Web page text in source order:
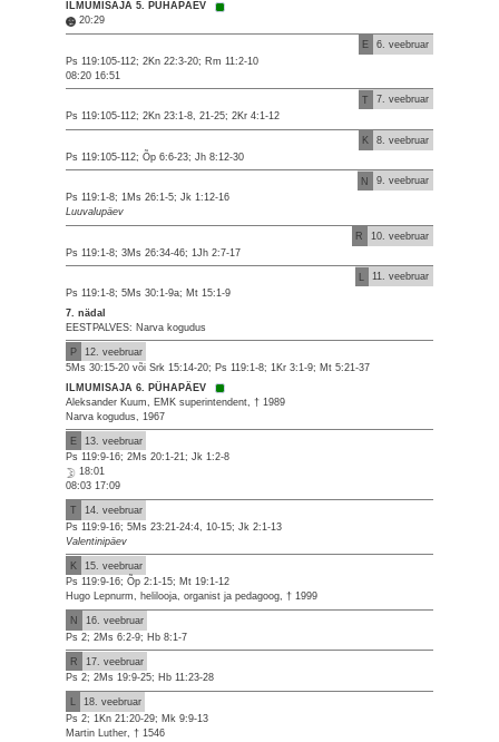
ILMUMISAJA 5. PÜHAPÄEV
20:29
E
6. veebruar
Ps 119:105-112; 2Kn 22:3-20; Rm 11:2-10
08:20 16:51
T
7. veebruar
Ps 119:105-112; 2Kn 23:1-8, 21-25; 2Kr 4:1-12
K
8. veebruar
Ps 119:105-112; Õp 6:6-23; Jh 8:12-30
N
9. veebruar
Ps 119:1-8; 1Ms 26:1-5; Jk 1:12-16
Luuvalupäev
R
10. veebruar
Ps 119:1-8; 3Ms 26:34-46; 1Jh 2:7-17
L
11. veebruar
Ps 119:1-8; 5Ms 30:1-9a; Mt 15:1-9
7. nädal
EESTPALVES: Narva kogudus
P
12. veebruar
5Ms 30:15-20 või Srk 15:14-20; Ps 119:1-8; 1Kr 3:1-9; Mt 5:21-37
ILMUMISAJA 6. PÜHAPÄEV
Aleksander Kuum, EMK superintendent, † 1989
Narva kogudus, 1967
E
13. veebruar
Ps 119:9-16; 2Ms 20:1-21; Jk 1:2-8
18:01
08:03 17:09
T
14. veebruar
Ps 119:9-16; 5Ms 23:21-24:4, 10-15; Jk 2:1-13
Valentinipäev
K
15. veebruar
Ps 119:9-16; Õp 2:1-15; Mt 19:1-12
Hugo Lepnurm, helilooja, organist ja pedagoog, † 1999
N
16. veebruar
Ps 2; 2Ms 6:2-9; Hb 8:1-7
R
17. veebruar
Ps 2; 2Ms 19:9-25; Hb 11:23-28
18. veebruar
Ps 2; 1Kn 21:20-29; Mk 9:9-13
Martin Luther, † 1546